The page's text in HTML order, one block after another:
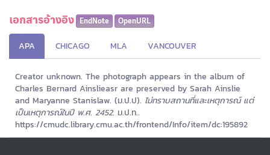
เอกสารอ้างอิง EndNote OpenURL
APA CHICAGO MLA VANCOUVER
Creator unknown. The photograph appears in the album of
Charles Bernard Ainslieasr are preserved by Sarah Ainslie
and Maryanne Stanislaw. (ม.ป.ป). ไม่ทราบสถานที่และเหตุการณ์ แต่
เป็นเหตุการณ์ในปี พ.ศ. 2452. ม.ป.ท..
https://cmudc.library.cmu.ac.th/frontend/Info/item/dc:195892